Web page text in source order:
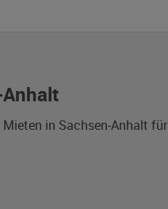
in Sachsen-Anhalt für